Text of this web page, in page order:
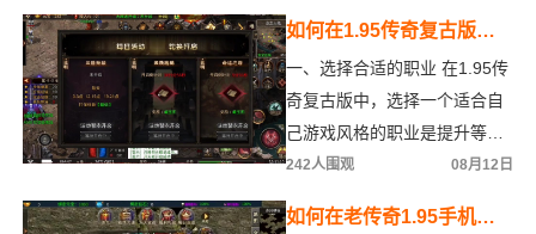
适的摆摊地点，通常选
如何在1.95传奇复古版中
有效提升角色等级？
一、选择合适的职业 在1.95传
奇复古版中，选择一个适合自
己游戏风格的职业是提升等级
的第一步。每个职业都有其独
特的技能和成长路径，
242人围观 08月12日
如何在老传奇1.95手机版